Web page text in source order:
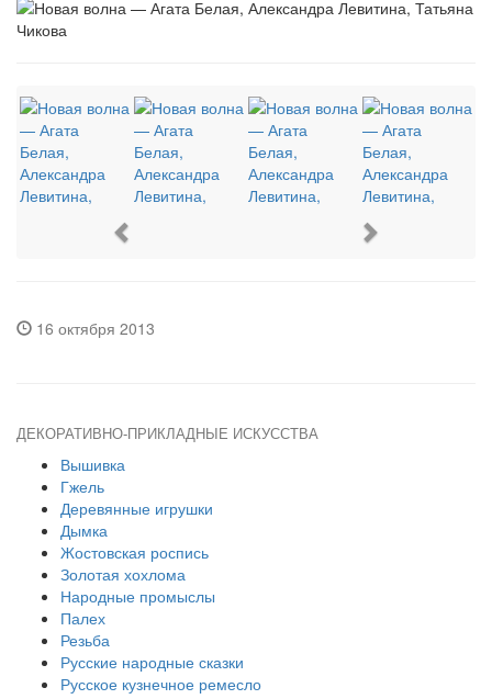
16 октября 2013
ДЕКОРАТИВНО-ПРИКЛАДНЫЕ ИСКУССТВА
Вышивка
Гжель
Деревянные игрушки
Дымка
Жостовская роспись
Золотая хохлома
Народные промыслы
Палех
Резьба
Русские народные сказки
Русское кузнечное ремесло